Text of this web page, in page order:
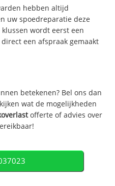
hebben altijd
uw spoedreparatie deze
wordt eerst een
een afspraak gemaakt
betekenen? Bel ons dan
wat de mogelijkheden
offerte of advies over